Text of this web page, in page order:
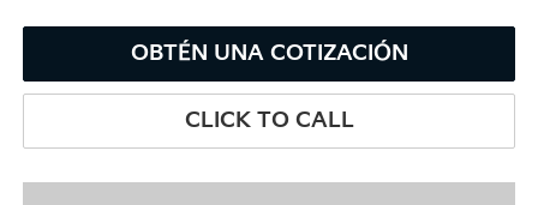
OBTÉN UNA COTIZACIÓN
CLICK TO CALL